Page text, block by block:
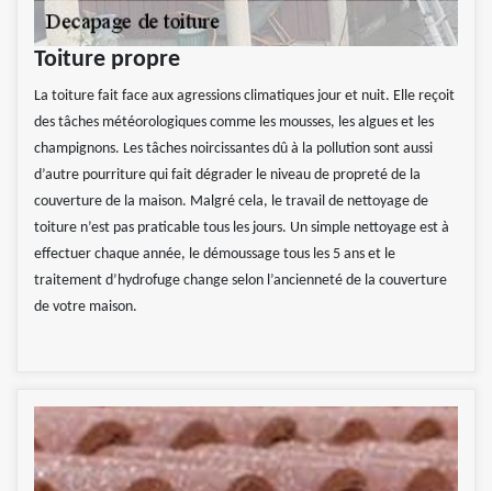
Toiture propre
La toiture fait face aux agressions climatiques jour et nuit. Elle reçoit
des tâches météorologiques comme les mousses, les algues et les
champignons. Les tâches noircissantes dû à la pollution sont aussi
d’autre pourriture qui fait dégrader le niveau de propreté de la
couverture de la maison. Malgré cela, le travail de nettoyage de
toiture n’est pas praticable tous les jours. Un simple nettoyage est à
effectuer chaque année, le démoussage tous les 5 ans et le
traitement d’hydrofuge change selon l’ancienneté de la couverture
de votre maison.